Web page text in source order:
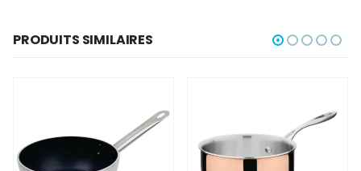
PRODUITS SIMILAIRES
RUPTURE DE